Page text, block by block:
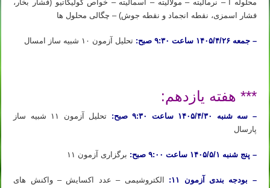
محلول­ه ا – نرمالیته – مولالیته – اسمالیته – خواص کولیگاتیو (فشار بخار،
فشار اسمزی، نقطه انجماد و نقطه جوش) – چگالی محلول­ ها
– جمعه ۱۴۰۵/۴/۲۶ ساعت ۹:۳۰ صبح: تحلیل آزمون ۱۰ شبیه ساز امسال
*** هفته یازدهم:
– سه شنبه ۱۴۰۵/۴/۳۰ ساعت ۹:۳۰ صبح:
تحلیل آزمون ۱۱ شبیه ساز
پارسال
– پنج شنبه ۱۴۰۵/۵/۱ ساعت ۹:۰۰ صبح: برگزاری آزمون ۱۱
– بودجه بندی آزمون ۱۱:
الکتروشیمی – عدد اکسایش – واکنش­ های